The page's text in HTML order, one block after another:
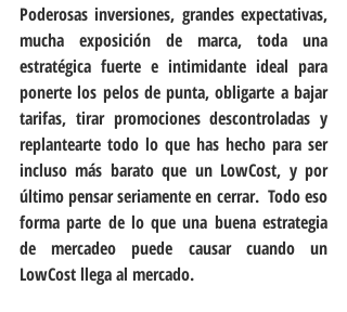
Poderosas inversiones, grandes expectativas,
mucha exposición de marca, toda una
estratégica fuerte e intimidante ideal para
ponerte los pelos de punta, obligarte a bajar
tarifas, tirar promociones descontroladas y
replantearte todo lo que has hecho para ser
incluso más barato que un LowCost, y por
último pensar seriamente en cerrar.  Todo eso
forma parte de lo que una buena estrategia
de mercadeo puede causar cuando un
LowCost llega al mercado.